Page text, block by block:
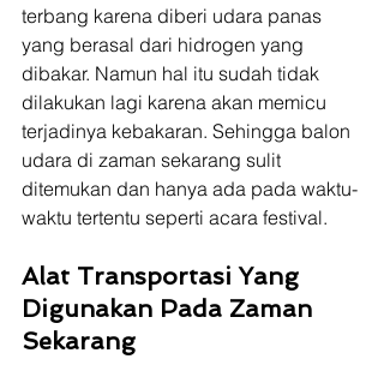
terbang karena diberi udara panas
yang berasal dari hidrogen yang
dibakar. Namun hal itu sudah tidak
dilakukan lagi karena akan memicu
terjadinya kebakaran. Sehingga balon
udara di zaman sekarang sulit
ditemukan dan hanya ada pada waktu-
waktu tertentu seperti acara festival.
Alat Transportasi Yang
Digunakan Pada Zaman
Sekarang